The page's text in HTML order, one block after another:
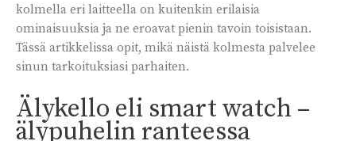
kolmella eri laitteella on kuitenkin erilaisia
ominaisuuksia ja ne eroavat pienin tavoin toisistaan.
Tässä artikkelissa opit, mikä näistä kolmesta palvelee
sinun tarkoituksiasi parhaiten.
Älykello eli smart watch –
älypuhelin ranteessa